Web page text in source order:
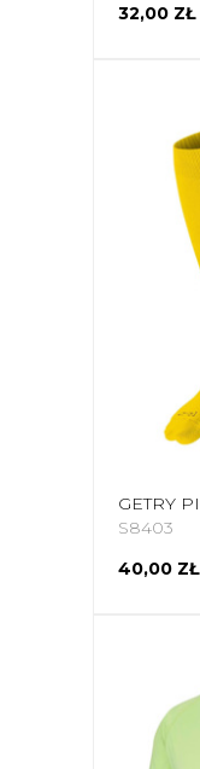
32,00 ZŁ
S8403
40,00 ZŁ